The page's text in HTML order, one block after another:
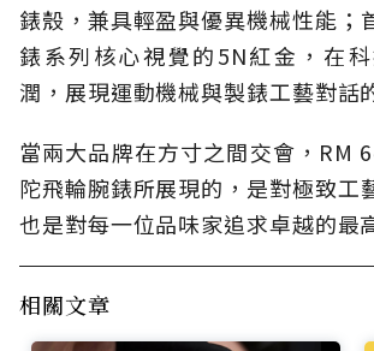
錶殼，兼具輕盈與優異機械性能；
錶系列核心視覺的5N紅金，在
潤，展現運動機械與製錶工藝對話
當兩大品牌在方寸之間交會，RM
陀飛輪腕錶所展現的，是對極致工
也是對每一位品味家追求卓越的最
相關文章